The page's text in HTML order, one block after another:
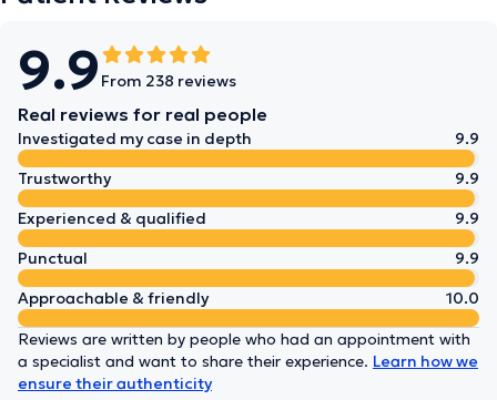
9.9 From 238 reviews
Real reviews for real people
Investigated my case in depth
9.9
Trustworthy
9.9
Experienced & qualified
9.9
Punctual
9.9
Approachable & friendly
10.0
Reviews are written by people who had an appointment with
a specialist and want to share their experience. Learn how we
ensure their authenticity